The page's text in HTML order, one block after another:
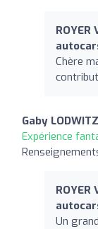
ROYER
Chère
Gaby LODWITZ
Expérience
ROYER
Un